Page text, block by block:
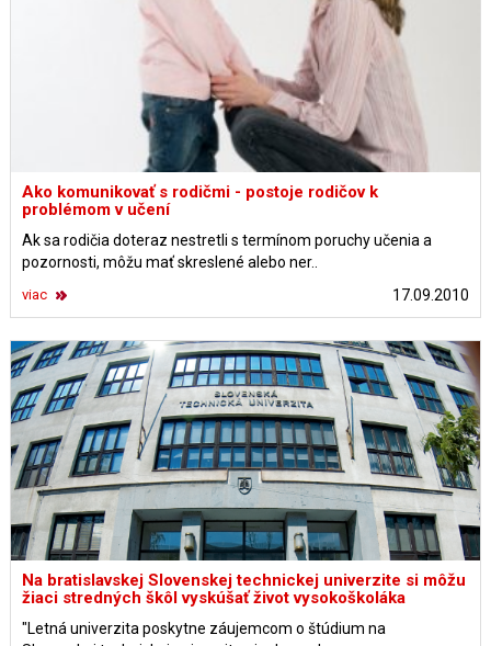
Ako komunikovať s rodičmi - postoje rodičov k
problémom v učení
Ak sa rodičia doteraz nestretli s termínom poruchy učenia a
pozornosti, môžu mať skreslené alebo ner..
17.09.2010
viac
Na bratislavskej Slovenskej technickej univerzite si môžu
žiaci stredných škôl vyskúšať život vysokoškoláka
"Letná univerzita poskytne záujemcom o štúdium na